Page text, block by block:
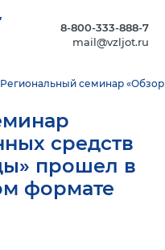
8-800-333-888-7
mail@vzljot.ru
Региональный семинар
средств
прошел в
формате